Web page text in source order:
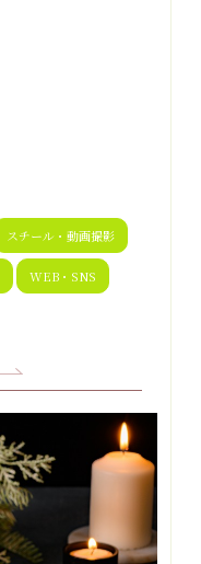
スチール・動画撮影
WEB・SNS